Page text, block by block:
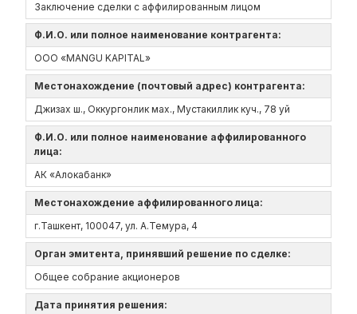
Заключение сделки с аффилированным лицом
Ф.И.О. или полное наименование контрагента:
ООО «MANGU KAPITAL»
Местонахождение (почтовый адрес) контрагента:
Джизаx ш., Оккургонлик мах., Мустакиллик куч., 78 уй
Ф.И.О. или полное наименование аффилированного
лица:
АК «Алокабанк»
Местонахождение аффилированного лица:
г.Ташкент, 100047, ул. А.Темура, 4
Орган эмитента, принявший решение по сделке:
Общее собрание акционеров
Дата принятия решения: